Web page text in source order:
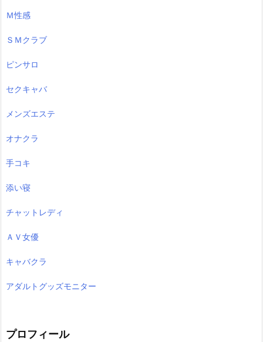
Ｍ性感
ＳＭクラブ
ピンサロ
セクキャバ
メンズエステ
オナクラ
手コキ
添い寝
チャットレディ
ＡＶ女優
キャバクラ
アダルトグッズモニター
プロフィール